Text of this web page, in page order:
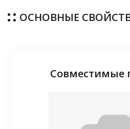
ОСНОВНЫЕ
Совместимые